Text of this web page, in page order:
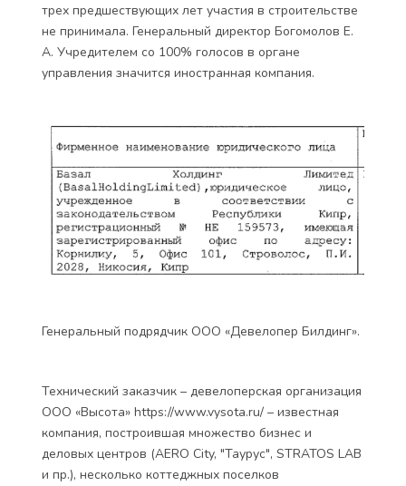
трех предшествующих лет участия в строительстве
не принимала. Генеральный директор Богомолов Е.
А. Учредителем со 100% голосов в органе
управления значится иностранная компания.
Генеральный подрядчик ООО «Девелопер Билдинг».
Технический заказчик – девелоперская организация
ООО «Высота» https://www.vysota.ru/ – известная
компания, построившая множество бизнес и
деловых центров (AERO City, "Таурус", STRATOS LAB
и пр.), несколько коттеджных поселков